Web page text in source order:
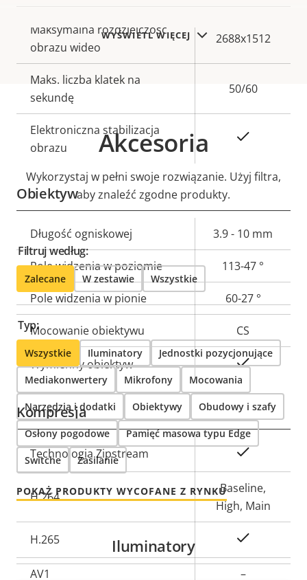
WYŚWIETL WIĘCEJ
Opis
nieruchomości
Wartość
Maksymalna rozdzielczość
obrazu wideo
2688x1512
Maks. liczba klatek na
sekundę
50/60
Elektroniczna stabilizacja
obrazu
Obiektyw
Opis
nieruchomości
nieruchomości
Długość ogniskowej 3.9 - 10 mm
Pole widzenia w poziomie 113-47 °
Pole widzenia w pionie 60-27 °
Mocowanie obiektywu CS
Wymienny obiektyw Tak
Kompresja
Opis
nieruchomości
nieruchomości
Technologia Zipstream
H.264
Baseline,
High, Main
H.265
AV1 –
Akcesoria
Wykorzystaj w pełni swoje rozwiązanie. Użyj filtra,
aby znaleźć zgodne produkty.
Filtruj według:
Zalecane W zestawie Wszystkie
Typ:
Wszystkie Iluminatory Jednostki pozycjonujące
Mediakonwertery Mikrofony Mocowania
Narzędzia i dodatki Obiektywy Obudowy i szafy
Osłony pogodowe Pamięć masowa typu Edge
Switche Zasilanie
POKAŻ PRODUKTY WYCOFANE Z RYNKU
Iluminatory